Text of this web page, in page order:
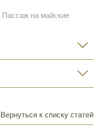
на майские
Вернуться к списку статей